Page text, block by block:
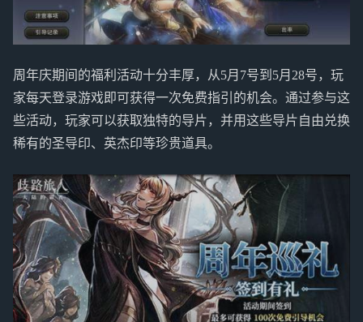
周年庆期间的福利活动十分丰厚，从5月7号到5月28号，玩
家每天登录游戏即可获得一次免费指引的机会。通过参与这
些活动，玩家可以获取独特的导片，并用这些导片自由兑换
稀有的圣导印、英杰印等珍贵道具。